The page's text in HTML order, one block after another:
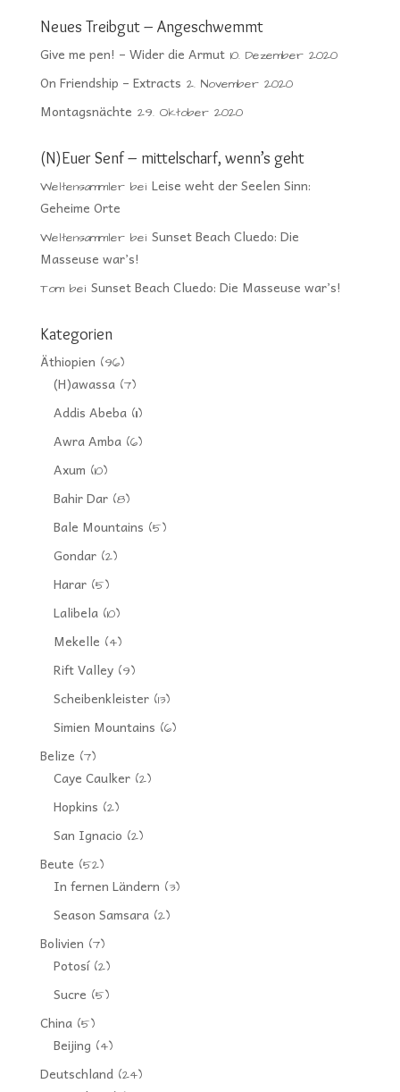
Neues Treibgut – Angeschwemmt
Give me pen! – Wider die Armut 10. Dezember 2020
On Friendship – Extracts 2. November 2020
Montagsnächte 29. Oktober 2020
(N)Euer Senf – mittelscharf, wenn’s geht
Weltensammlerbei Leise weht der Seelen Sinn:
Geheime Orte
Weltensammlerbei Sunset Beach Cluedo: Die
Masseuse war’s!
Tombei Sunset Beach Cluedo: Die Masseuse war’s!
Kategorien
Äthiopien (96)
(H)awassa(7)
Addis Abeba(11)
Awra Amba(6)
Axum (10)
Bahir Dar(8)
Bale Mountains (5)
Gondar(2)
Harar(5)
Lalibela(10)
Mekelle (4)
Rift Valley(9)
Scheibenkleister(13)
Simien Mountains (6)
Belize (7)
Caye Caulker(2)
Hopkins (2)
San Ignacio (2)
Beute (52)
In fernen Ländern (3)
Season Samsara(2)
Bolivien (7)
Potosí(2)
Sucre (5)
China(5)
Beijing (4)
Deutschland(24)